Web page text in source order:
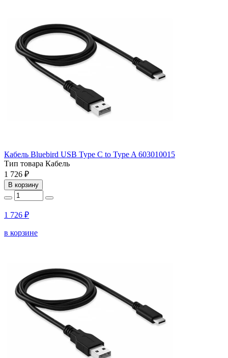
Кабель Bluebird USB Type C to Type A 603010015
Тип товара Кабель
1 726 ₽
В корзину
1 726 ₽
в корзине